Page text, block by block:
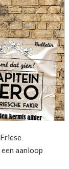
aanloop